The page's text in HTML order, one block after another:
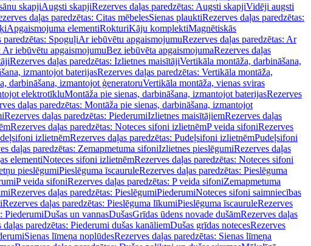
skapjiAugsti skapjiRezerves daļas paredzētas: Augsti skapjiVidēji augsti
daļas paredzētas: Citas mēbelesSienas plauktiRezerves daļas paredzētas:
Apgaismojuma elementiRokturiKāju komplektiMagnētiskās
paredzētas: SpoguļiAr iebūvētu apgaismojumuRezerves daļas paredzētas: Ar
Ar iebūvētu apgaismojumuBez iebūvēta apgaismojumaRezerves daļas
Rezerves daļas paredzētas: Izlietnes maisītājiVertikāla montāža, darbināšana,
izmantojot baterijasRezerves daļas paredzētas: Vertikāla montāža,
darbināšana, izmantojot ģeneratoruVertikāla montāža, vienas sviras
elektrotīkluMontāža pie sienas, darbināšana, izmantojot baterijasRezerves
daļas paredzētas: Montāža pie sienas, darbināšana, izmantojot
Rezerves daļas paredzētas: PiederumiIzlietnes maisītājiemRezerves daļas
Rezerves daļas paredzētas: Noteces sifoni izlietnēmP veida sifoniRezerves
izlietnēmRezerves daļas paredzētas: Pudeļsifoni izlietnēmPudeļsifoni
daļas paredzētas: Zemapmetuma sifoniIzlietnes pieslēgumiRezerves daļas
elementiNoteces sifoni izlietnēmRezerves daļas paredzētas: Noteces sifoni
pieslēgumiPieslēguma īscauruleRezerves daļas paredzētas: Pieslēguma
P veida sifoniRezerves daļas paredzētas: P veida sifoniZemapmetuma
Rezerves daļas paredzētas: PieslēgumiPiederumiNoteces sifoni saimniecības
Rezerves daļas paredzētas: Pieslēguma līkumiPieslēguma īscauruleRezerves
PiederumiDušas un vannasDušasGrīdas ūdens novade dušāmRezerves daļas
daļas paredzētas: Piederumi dušas kanāliemDušas grīdas notecesRezerves
Sienas līmeņa noplūdesRezerves daļas paredzētas: Sienas līmeņa